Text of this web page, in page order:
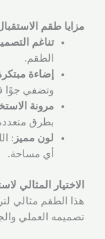
مزايا طقم
تناغم
الطقم.
إضاءة
وتضفي جوًا
مرونة
بطرق
لون مميز :
أي مساحة.
الاختيار المثالي
هذا الطقم مثالي
تصميمه العملي